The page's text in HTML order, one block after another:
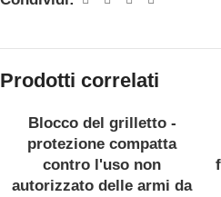
Prodotti correlati
ESAUR
ITO
Blocco del grilletto -
protezione compatta
contro l'uso non
autorizzato delle armi da